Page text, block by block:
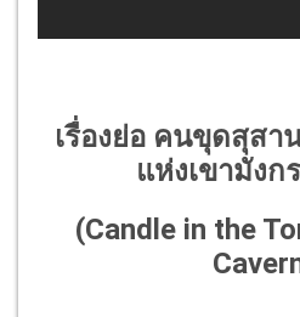
เรื่องย่อ คนขุดสุสา
แห่งเขามังก
(Candle in the